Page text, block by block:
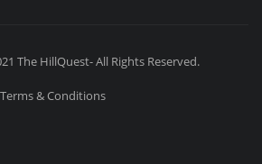
The HillQuest- All Rights Reserved.
Terms & Conditions